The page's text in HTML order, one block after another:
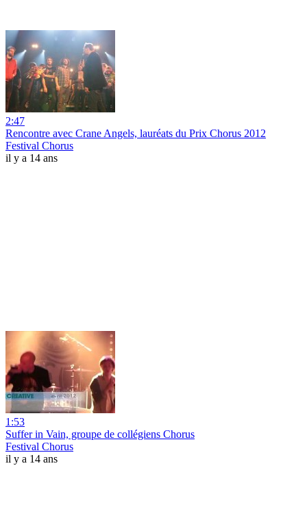
2:47
Rencontre avec Crane Angels, lauréats du Prix Chorus 2012
Festival Chorus
il y a 14 ans
1:53
Suffer in Vain, groupe de collégiens Chorus
Festival Chorus
il y a 14 ans